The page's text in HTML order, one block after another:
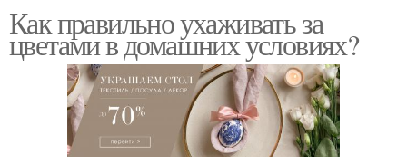
Как правильно ухаживать за
цветами в домашних условиях?